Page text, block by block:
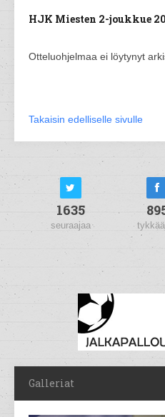
HJK Miesten 2-joukkue
Otteluohjelmaa ei löytynyt
Takaisin edelliselle sivulle
1635
seuraajaa
Galleriat